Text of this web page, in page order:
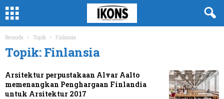
Beranda Topik Finlansia
Topik: Finlansia
Arsitektur perpustakaan Alvar Aalto
memenangkan Penghargaan Finlandia
untuk Arsitektur 2017